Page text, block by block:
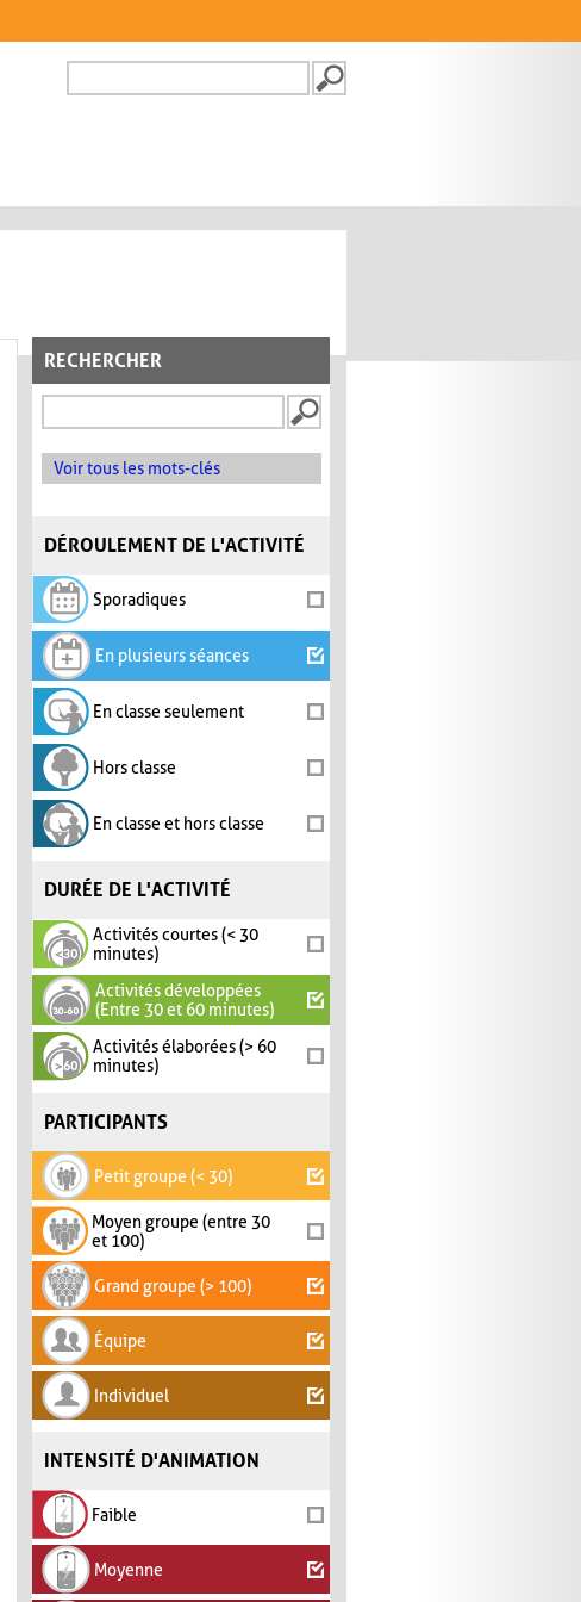
FORMULAIRE DE
RECHERCHER
Voir tous les mots-clés
DÉROULEMENT DE L'ACTIVITÉ
Sporadiques
En plusieurs séances
En classe seulement
Hors classe
En classe et hors classe
DURÉE DE L'ACTIVITÉ
Activités courtes (< 30
minutes)
Activités développées
(Entre 30 et 60 minutes)
Activités élaborées (> 60
minutes)
PARTICIPANTS
Petit groupe (< 30)
Moyen groupe (entre 30
et 100)
Grand groupe (> 100)
Équipe
Individuel
INTENSITÉ D'ANIMATION
Faible
Moyenne